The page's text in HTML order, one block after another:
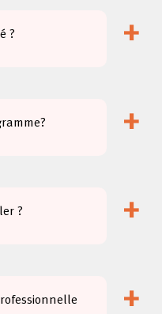
? +
+
? +
+